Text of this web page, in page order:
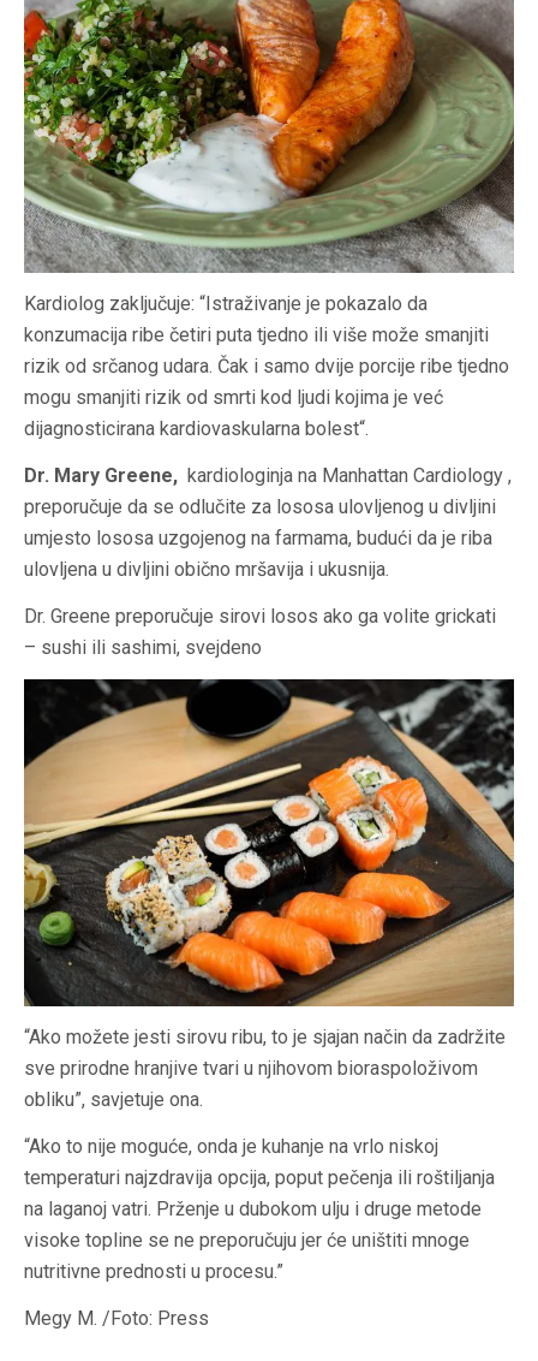
Kardiolog zaključuje: “Istraživanje je pokazalo da
konzumacija ribe četiri puta tjedno ili više može smanjiti
rizik od srčanog udara. Čak i samo dvije porcije ribe tjedno
mogu smanjiti rizik od smrti kod ljudi kojima je već
dijagnosticirana kardiovaskularna bolest“.
Dr. Mary Greene, kardiologinja na Manhattan Cardiology ,
preporučuje da se odlučite za lososa ulovljenog u divljini
umjesto lososa uzgojenog na farmama, budući da je riba
ulovljena u divljini obično mršavija i ukusnija.
Dr. Greene preporučuje sirovi losos ako ga volite grickati
– sushi ili sashimi, svejdeno
“Ako možete jesti sirovu ribu, to je sjajan način da zadržite
sve prirodne hranjive tvari u njihovom bioraspoloživom
obliku”, savjetuje ona.
“Ako to nije moguće, onda je kuhanje na vrlo niskoj
temperaturi najzdravija opcija, poput pečenja ili roštiljanja
na laganoj vatri. Prženje u dubokom ulju i druge metode
visoke topline se ne preporučuju jer će uništiti mnoge
nutritivne prednosti u procesu.”
Megy M. /Foto: Press